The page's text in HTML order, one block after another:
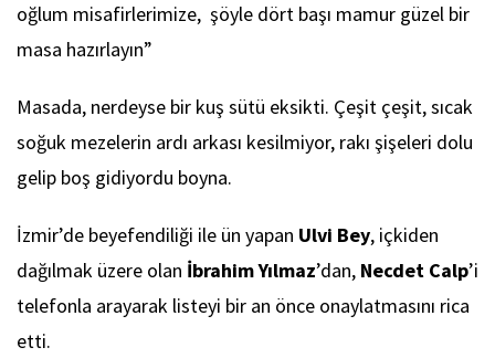
oğlum misafirlerimize, şöyle dört başı mamur güzel bir
masa hazırlayın”
Masada, nerdeyse bir kuş sütü eksikti. Çeşit çeşit, sıcak
soğuk mezelerin ardı arkası kesilmiyor, rakı şişeleri dolu
gelip boş gidiyordu boyna.
İzmir’de beyefendiliği ile ün yapan Ulvi Bey, içkiden
dağılmak üzere olan İbrahim Yılmaz’dan, Necdet Calp’i
telefonla arayarak listeyi bir an önce onaylatmasını rica
etti.